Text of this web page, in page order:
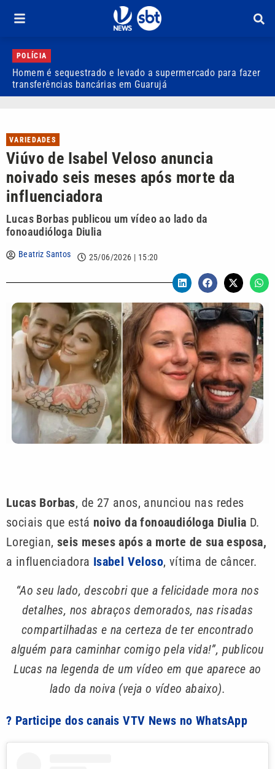
POLÍCIA
Homem é sequestrado e levado a supermercado para fazer
transferências bancárias em Guarujá
VARIEDADES
Viúvo de Isabel Veloso anuncia
noivado seis meses após morte da
influenciadora
Lucas Borbas publicou um vídeo ao lado da
fonoaudióloga Diulia
Beatriz Santos 25/06/2026 | 15:20
Lucas Borbas, de 27 anos, anunciou nas redes
sociais que está noivo da fonoaudióloga Diulia D.
Loregian,seis meses após a morte de sua esposa,
a influenciadora Isabel Veloso, vítima de câncer.
“Ao seu lado, descobri que a felicidade mora nos
detalhes, nos abraços demorados, nas risadas
compartilhadas e na certeza de ter encontrado
alguém para caminhar comigo pela vida!”, publicou
Lucas na legenda de um vídeo em que aparece ao
lado da noiva (veja o vídeo abaixo).
? Participe dos canais VTV News no WhatsApp